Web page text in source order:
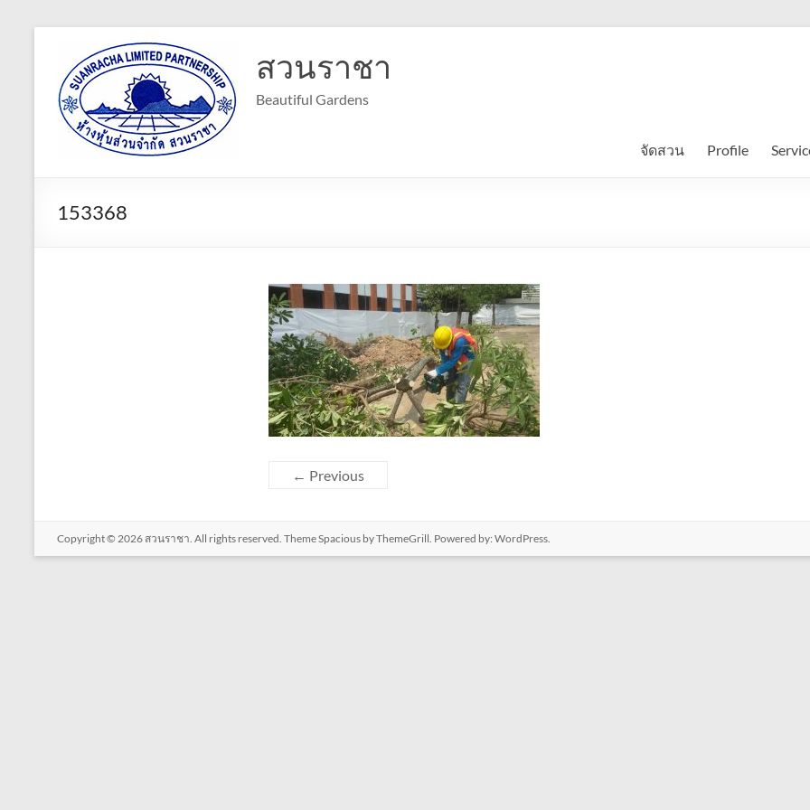
content
สวนราชา
Beautiful Gardens
จัดสวน Profile
153368
← Previous
Copyright © 2026 สวนราชา . All rights reserved. ThemeSpacious by ThemeGrill. Powered by: WordPress